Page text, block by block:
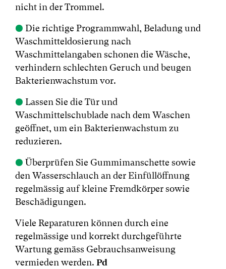
nicht in der Trommel.
● Die richtige Programmwahl, Beladung und
Waschmitteldosierung nach
Waschmittelangaben schonen die Wäsche,
verhindern schlechten Geruch und beugen
Bakterienwachstum vor.
● Lassen Sie die Tür und
Waschmittelschublade nach dem Waschen
geöffnet, um ein Bakterienwachstum zu
reduzieren.
● Überprüfen Sie Gummimanschette sowie
den Wasserschlauch an der Einfüllöffnung
regelmässig auf kleine Fremdkörper sowie
Beschädigungen.
Viele Reparaturen können durch eine
regelmässige und korrekt durchgeführte
Wartung gemäss Gebrauchsanweisung
vermieden werden. Pd